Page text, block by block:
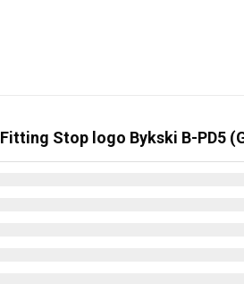
Stop logo Bykski B-PD5